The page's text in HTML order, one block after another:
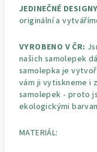
JEDINEČNÉ
originální a
VYROBENO V ČR:
našich samolepek
samolepka je
vám ji vytiskneme i
samolepek - proto
ekologickými
MATERIÁL: